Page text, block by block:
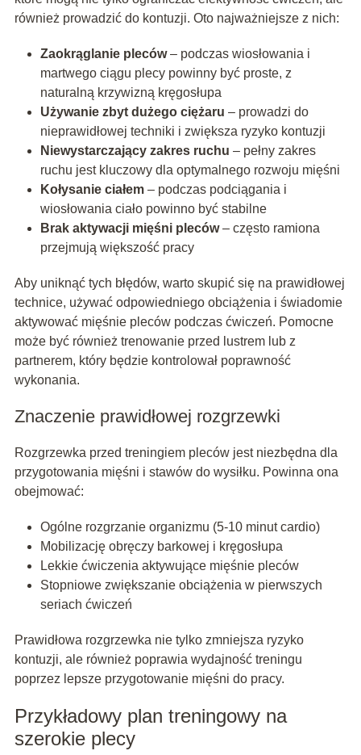
również prowadzić do kontuzji. Oto najważniejsze z nich:
Zaokrąglanie pleców– podczas wiosłowania i
martwego ciągu plecy powinny być proste, z
naturalną krzywizną kręgosłupa
Używanie zbyt dużego ciężaru – prowadzi do
nieprawidłowej techniki i zwiększa ryzyko kontuzji
Niewystarczający zakres ruchu – pełny zakres
ruchu jest kluczowy dla optymalnego rozwoju mięśni
Kołysanie ciałem– podczas podciągania i
wiosłowania ciało powinno być stabilne
Brak aktywacji mięśni pleców– często ramiona
przejmują większość pracy
Aby uniknąć tych błędów, warto skupić się na prawidłowej
technice, używać odpowiedniego obciążenia i świadomie
aktywować mięśnie pleców podczas ćwiczeń. Pomocne
może być również trenowanie przed lustrem lub z
partnerem, który będzie kontrolował poprawność
wykonania.
Znaczenie prawidłowej rozgrzewki
Rozgrzewka przed treningiem pleców jest niezbędna dla
przygotowania mięśni i stawów do wysiłku. Powinna ona
obejmować:
Ogólne rozgrzanie organizmu (5-10 minut cardio)
Mobilizację obręczy barkowej i kręgosłupa
Lekkie ćwiczenia aktywujące mięśnie pleców
Stopniowe zwiększanie obciążenia w pierwszych
seriach ćwiczeń
Prawidłowa rozgrzewka nie tylko zmniejsza ryzyko
kontuzji, ale również poprawia wydajność treningu
poprzez lepsze przygotowanie mięśni do pracy.
Przykładowy plan treningowy na
szerokie plecy